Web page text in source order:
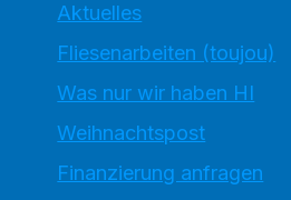
Aktuelles
Fliesenarbeiten (toujou)
Was nur wir haben HI
Weihnachtspost
Finanzierung anfragen